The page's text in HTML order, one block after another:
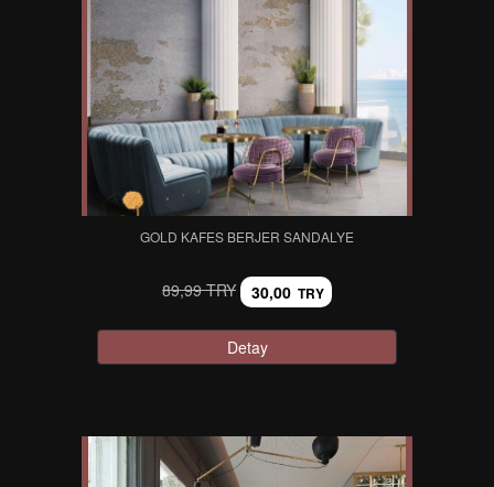
GOLD KAFES BERJER SANDALYE
89,99 TRY 30,00 TRY
Detay